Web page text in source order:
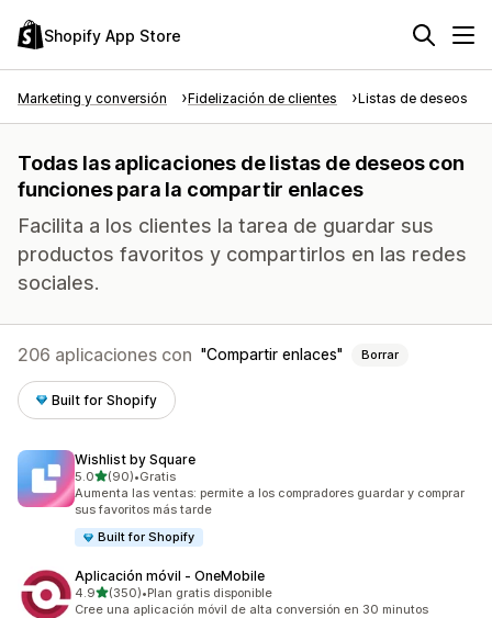
Shopify App Store
Marketing y conversión Fidelización de clientes Listas de deseos
Todas las aplicaciones de listas de deseos con
funciones para la compartir enlaces
Facilita a los clientes la tarea de guardar sus
productos favoritos y compartirlos en las redes
sociales.
206 aplicaciones con Compartir enlaces Borrar
Built for Shopify
Wishlist by Square
5.0de 5 estrellas
(90)
90 reseñas en total
•Gratis
Aumenta las ventas: permite a los compradores guardar y comprar
sus favoritos más tarde
Built for Shopify
Aplicación móvil ‑ OneMobile
4.9de 5 estrellas
(350)
350 reseñas en total
•Plan gratis disponible
Cree una aplicación móvil de alta conversión en 30 minutos